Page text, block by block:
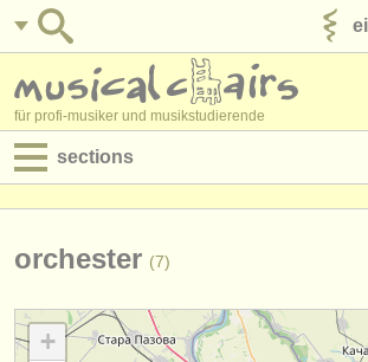
für profi-musiker und musikstudierende
sections
jobs - verwaltung
orchester (7)
+